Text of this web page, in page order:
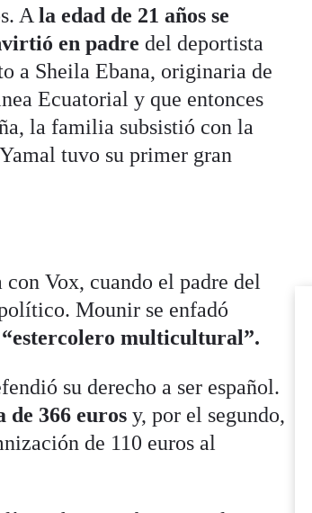
Ala edad de 21 años se
en padre del deportista
a Sheila Ebana, originaria de
Ecuatorial y que entonces
la familia subsistió con la
tuvo su primer gran
Vox, cuando el padre del
Mounir se enfadó
“estercolero multicultural”.
su derecho a ser español.
de 366 euros y, por el segundo,
de 110 euros al